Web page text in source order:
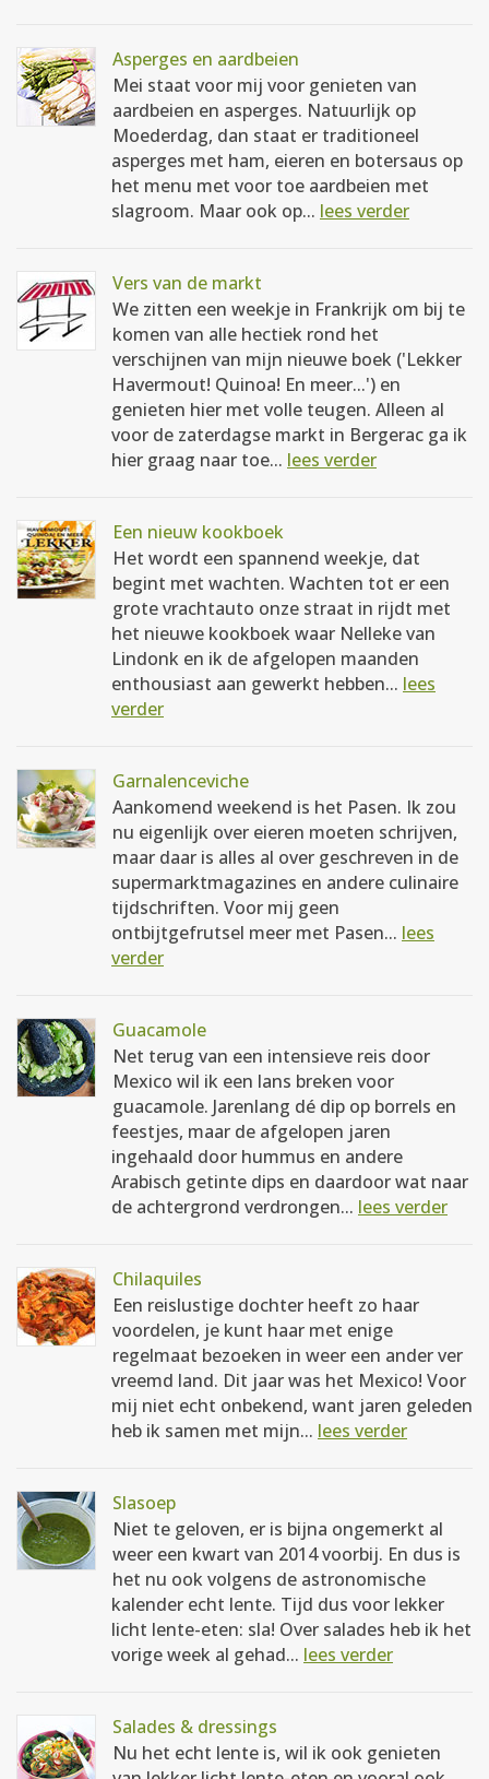
Asperges en aardbeien
Mei staat voor mij voor genieten van
aardbeien en asperges. Natuurlijk op
Moederdag, dan staat er traditioneel
asperges met ham, eieren en botersaus op
het menu met voor toe aardbeien met
slagroom. Maar ook op... lees verder
Vers van de markt
We zitten een weekje in Frankrijk om bij te
komen van alle hectiek rond het
verschijnen van mijn nieuwe boek ('Lekker
Havermout! Quinoa! En meer...') en
genieten hier met volle teugen. Alleen al
voor de zaterdagse markt in Bergerac ga ik
hier graag naar toe... lees verder
Een nieuw kookboek
Het wordt een spannend weekje, dat
begint met wachten. Wachten tot er een
grote vrachtauto onze straat in rijdt met
het nieuwe kookboek waar Nelleke van
Lindonk en ik de afgelopen maanden
enthousiast aan gewerkt hebben... lees
verder
Garnalenceviche
Aankomend weekend is het Pasen. Ik zou
nu eigenlijk over eieren moeten schrijven,
maar daar is alles al over geschreven in de
supermarktmagazines en andere culinaire
tijdschriften. Voor mij geen
ontbijtgefrutsel meer met Pasen... lees
verder
Guacamole
Net terug van een intensieve reis door
Mexico wil ik een lans breken voor
guacamole. Jarenlang dé dip op borrels en
feestjes, maar de afgelopen jaren
ingehaald door hummus en andere
Arabisch getinte dips en daardoor wat naar
de achtergrond verdrongen... lees verder
Chilaquiles
Een reislustige dochter heeft zo haar
voordelen, je kunt haar met enige
regelmaat bezoeken in weer een ander ver
vreemd land. Dit jaar was het Mexico! Voor
mij niet echt onbekend, want jaren geleden
heb ik samen met mijn... lees verder
Slasoep
Niet te geloven, er is bijna ongemerkt al
weer een kwart van 2014 voorbij. En dus is
het nu ook volgens de astronomische
kalender echt lente. Tijd dus voor lekker
licht lente-eten: sla! Over salades heb ik het
vorige week al gehad... lees verder
Salades & dressings
Nu het echt lente is, wil ik ook genieten